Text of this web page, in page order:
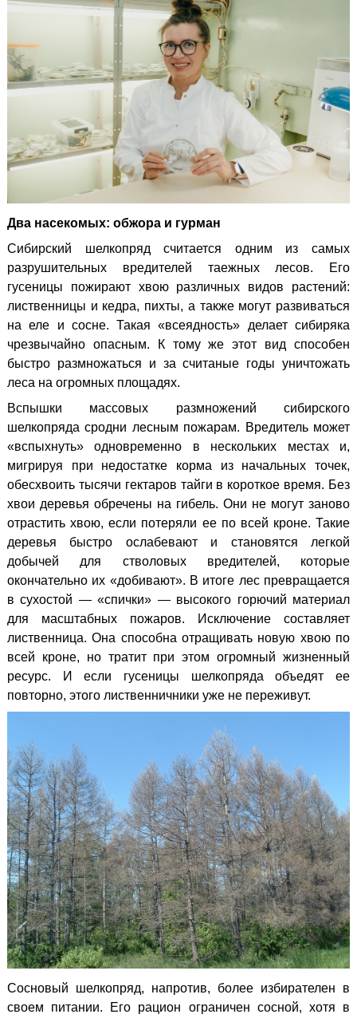
Два насекомых: обжора и гурман
Сибирский шелкопряд считается одним из самых
разрушительных вредителей таежных лесов. Его
гусеницы пожирают хвою различных видов растений:
лиственницы и кедра, пихты, а также могут развиваться
на еле и сосне. Такая «всеядность» делает сибиряка
чрезвычайно опасным. К тому же этот вид способен
быстро размножаться и за считаные годы уничтожать
леса на огромных площадях.
Вспышки массовых размножений сибирского
шелкопряда сродни лесным пожарам. Вредитель может
«вспыхнуть» одновременно в нескольких местах и,
мигрируя при недостатке корма из начальных точек,
обесхвоить тысячи гектаров тайги в короткое время. Без
хвои деревья обречены на гибель. Они не могут заново
отрастить хвою, если потеряли ее по всей кроне. Такие
деревья быстро ослабевают и становятся легкой
добычей для стволовых вредителей, которые
окончательно их «добивают». В итоге лес превращается
в сухостой — «спички» — высокого горючий материал
для масштабных пожаров.
Исключение составляет
лиственница. Она способна отращивать новую хвою по
всей кроне, но тратит при этом огромный жизненный
ресурс. И если гусеницы шелкопряда объедят ее
повторно, этого лиственничники уже не переживут.
Сосновый шелкопряд, напротив, более избирателен в
своем питании. Его рацион ограничен сосной, хотя в